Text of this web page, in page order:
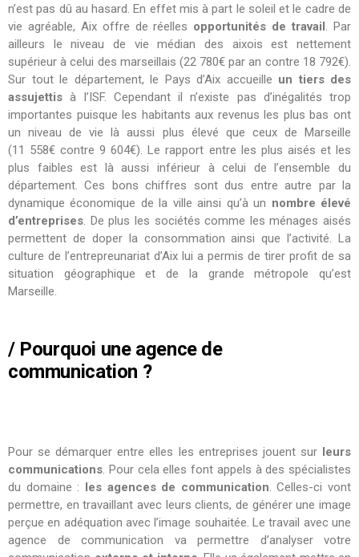
n’est pas dû au hasard. En effet mis à part le soleil et le cadre de
vie agréable, Aix offre de réelles opportunités de travail. Par
ailleurs le niveau de vie médian des aixois est nettement
supérieur à celui des marseillais (22 780€ par an contre 18 792€).
Sur tout le département, le Pays d’Aix accueille un tiers des
assujettis à l’ISF. Cependant il n’existe pas d’inégalités trop
importantes puisque les habitants aux revenus les plus bas ont
un niveau de vie là aussi plus élevé que ceux de Marseille
(11 558€ contre 9 604€). Le rapport entre les plus aisés et les
plus faibles est là aussi inférieur à celui de l’ensemble du
département. Ces bons chiffres sont dus entre autre par la
dynamique économique de la ville ainsi qu’à un nombre élevé
d’entreprises. De plus les sociétés comme les ménages aisés
permettent de doper la consommation ainsi que l’activité. La
culture de l’entrepreunariat d’Aix lui a permis de tirer profit de sa
situation géographique et de la grande métropole qu’est
Marseille.
/ Pourquoi une agence de
communication ?
Pour se démarquer entre elles les entreprises jouent sur leurs
communications. Pour cela elles font appels à des spécialistes
du domaine : les agences de communication. Celles-ci vont
permettre, en travaillant avec leurs clients, de générer une image
perçue en adéquation avec l’image souhaitée. Le travail avec une
agence de communication va permettre d’analyser votre